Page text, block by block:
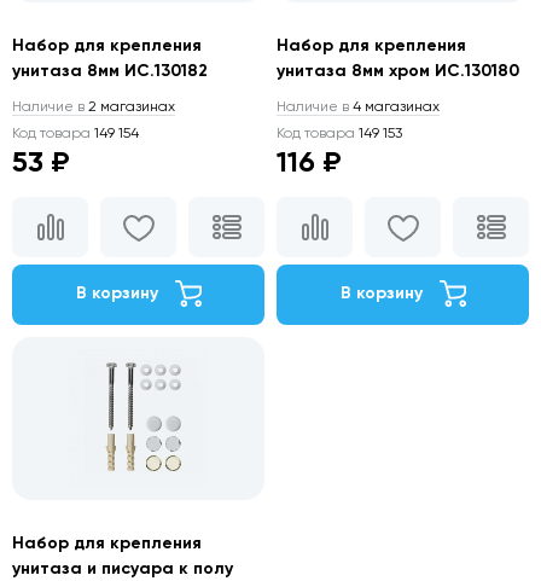
Набор для крепления
унитаза 8мм ИС.130182
Наличие в 2 магазинах
Код товара 149 154
53 ₽
В корзину
Набор для крепления
унитаза 8мм хром ИС.130180
Наличие в 4 магазинах
Код товара 149 153
116 ₽
В корзину
Набор для крепления
унитаза и писуара к полу